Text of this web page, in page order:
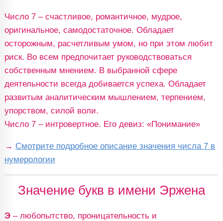
Число 7 – счастливое, романтичное, мудрое,
оригинальное, самодостаточное. Обладает
осторожным, расчетливым умом, но при этом любит
риск. Во всем предпочитает руководствоваться
собственным мнением. В выбранной сфере
деятельности всегда добивается успеха. Обладает
развитым аналитическим мышлением, терпением,
упорством, силой воли.
Число 7 – интровертное. Его девиз: «Понимание»
→ Смотрите подробное описание значения числа 7 в
нумерологии
Значение букв в имени Эржена
Э– любопытство, проницательность и